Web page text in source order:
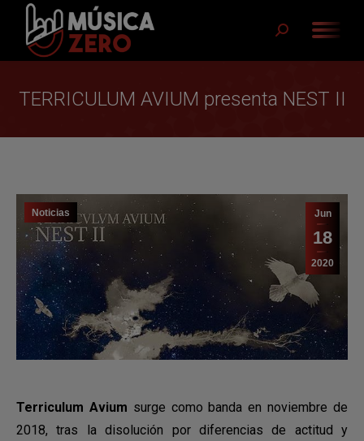
Buscar:
TERRICULUM AVIUM presenta NEST II
Jun
18
2020
Noticias
Terriculum Avium surge como banda en noviembre de
2018, tras la disolución por diferencias de actitud y